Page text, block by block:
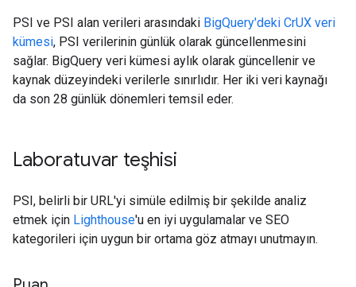
PSI ve PSI alan verileri arasındaki BigQuery'deki CrUX veri
kümesi, PSI verilerinin günlük olarak güncellenmesini
sağlar. BigQuery veri kümesi aylık olarak güncellenir ve
kaynak düzeyindeki verilerle sınırlıdır. Her iki veri kaynağı
da son 28 günlük dönemleri temsil eder.
Laboratuvar teşhisi
PSI, belirli bir URL'yi simüle edilmiş bir şekilde analiz
etmek için Lighthouse'u en iyi uygulamalar ve SEO
kategorileri için uygun bir ortama göz atmayı unutmayın.